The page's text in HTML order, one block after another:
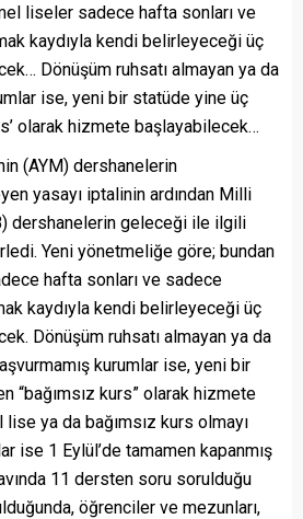
liseler sadece hafta sonları ve
kaydıyla kendi belirleyeceği üç
Dönüşüm ruhsatı almayan ya da
ise, yeni bir statüde yine üç
olarak hizmete başlayabilecek…
(AYM) dershanelerin
yasayı iptalinin ardından Milli
dershanelerin geleceği ile ilgili
Yeni yönetmeliğe göre; bundan
hafta sonları ve sadece
kaydıyla kendi belirleyeceği üç
Dönüşüm ruhsatı almayan ya da
kurumlar ise, yeni bir
“bağımsız kurs” olarak hizmete
ya da bağımsız kurs olmayı
ise 1 Eylül’de tamamen kapanmış
11 dersten soru sorulduğu
öğrenciler ve mezunları,